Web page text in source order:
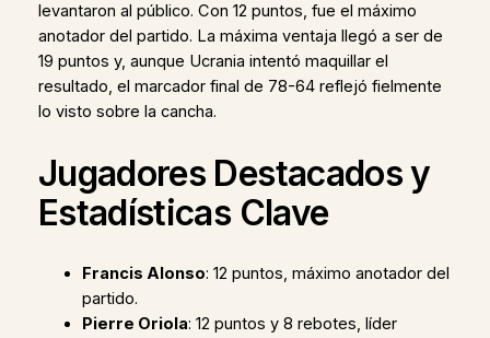
levantaron al público. Con 12 puntos, fue el máximo
anotador del partido. La máxima ventaja llegó a ser de
19 puntos y, aunque Ucrania intentó maquillar el
resultado, el marcador final de 78-64 reflejó fielmente
lo visto sobre la cancha.
Jugadores Destacados y
Estadísticas Clave
Francis Alonso: 12 puntos, máximo anotador del
partido.
Pierre Oriola: 12 puntos y 8 rebotes, líder